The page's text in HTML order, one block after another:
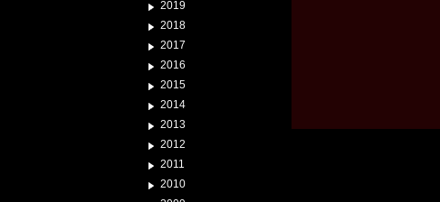
2019
2018
2017
2016
2015
2014
2013
2012
2011
2010